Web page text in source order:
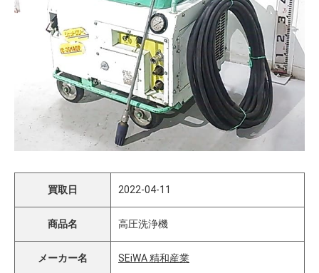
買取日 2022-04-11
商品名 高圧洗浄機
メーカー名 SEiWA 精和産業